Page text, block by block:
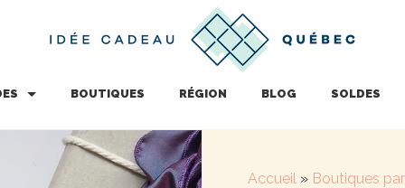
BOUTIQUES RÉGION BLOG SOLDES
Accueil » Boutiques